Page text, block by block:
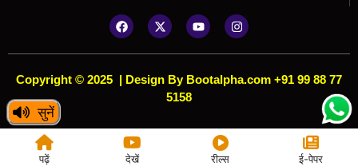
सुनें
Copyright © 2025
Design By Bootalpha.com +91 99 88 77
5158
पढ़ें देखें रील्स ई-पेपर